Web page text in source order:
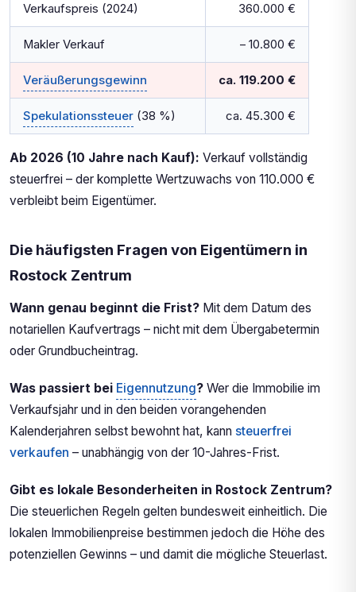
Verkaufspreis (2024) 360.000 €
Makler Verkauf – 10.800 €
Veräußerungsgewinn ca. 119.200 €
Spekulationssteuer (38 %) ca. 45.300 €
Ab 2026 (10 Jahre nach Kauf): Verkauf vollständig
steuerfrei – der komplette Wertzuwachs von 110.000 €
verbleibt beim Eigentümer.
Die häufigsten Fragen von Eigentümern in
Rostock Zentrum
Wann genau beginnt die Frist? Mit dem Datum des
notariellen Kaufvertrags – nicht mit dem Übergabetermin
oder Grundbucheintrag.
Was passiert bei Eigennutzung? Wer die Immobilie im
Verkaufsjahr und in den beiden vorangehenden
Kalenderjahren selbst bewohnt hat, kann steuerfrei
verkaufen – unabhängig von der 10-Jahres-Frist.
Gibt es lokale Besonderheiten in Rostock Zentrum?
Die steuerlichen Regeln gelten bundesweit einheitlich. Die
lokalen Immobilienpreise bestimmen jedoch die Höhe des
potenziellen Gewinns – und damit die mögliche Steuerlast.